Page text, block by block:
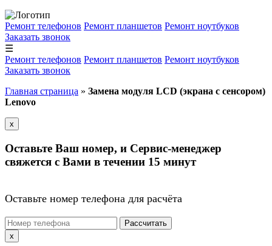
Ремонт телефонов Ремонт планшетов Ремонт ноутбуков
Заказать звонок
☰
Ремонт телефонов Ремонт планшетов Ремонт ноутбуков
Заказать звонок
Главная страница » Замена модуля LCD (экрана с сенсором)
Lenovo
x
Оставьте Ваш номер, и Сервис-менеджер
свяжется с Вами в течении 15 минут
Оставьте номер телефона для расчёта
Рассчитать
x